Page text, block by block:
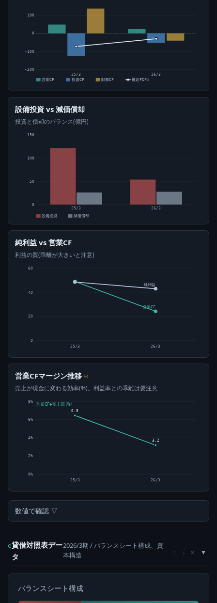
-200
-100
0
100
25/3
26/3
営業CF
投資CF 財務CF 推定FCF⊙
設備投資 vs 減価償却
投資と償却のバランス(億円)
0
50
100
150
25/3
26/3
設備投資
減価償却
純利益 vs 営業CF
利益の質(乖離が大きいと注意)
0
20
40
60
営業CF
純利益
25/3 26/3
営業CFマージン推移 ⊙
売上が現金に変わる効率(%)。利益率との乖離は要注意
0%
2%
4%
6%
8%
6.5
25/3
3.2
26/3
営業CF÷売上高(%)
数値で確認 ▽
e貸借対照表デー
タ
2026/3期 / バランスシート構成、資
本構造
↑ ↓ ×
バランスシート構成